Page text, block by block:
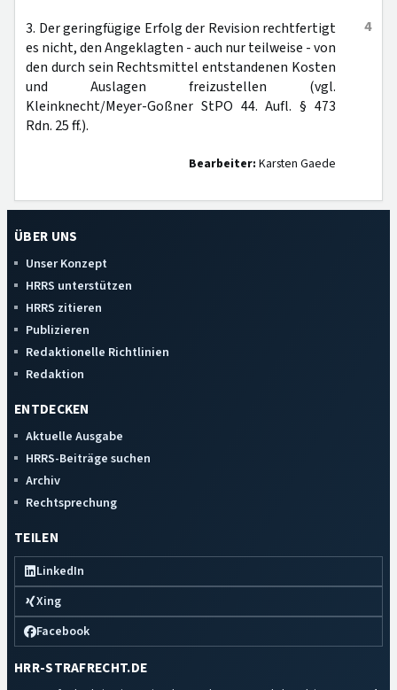
4
3. Der geringfügige Erfolg der Revision rechtfertigt
es nicht, den Angeklagten - auch nur teilweise - von
den durch sein Rechtsmittel entstandenen Kosten
und Auslagen freizustellen (vgl.
Kleinknecht/Meyer-Goßner StPO 44. Aufl. § 473
Rdn. 25 ff.).
Bearbeiter: Karsten Gaede
ÜBER UNS
Unser Konzept
HRRS unterstützen
HRRS zitieren
Publizieren
Redaktionelle Richtlinien
Redaktion
ENTDECKEN
Aktuelle Ausgabe
HRRS-Beiträge suchen
Archiv
Rechtsprechung
TEILEN
LinkedIn
Xing
Facebook
HRR-STRAFRECHT.DE